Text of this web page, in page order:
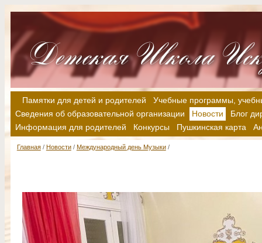
Памятки для детей и родителей
Учебные программы,
Сведения об образовательной организации
Новости
Блог
Информация для родителей
Конкурсы Пушкинская карта
Главная/ Новости/ Международный день Музыки/